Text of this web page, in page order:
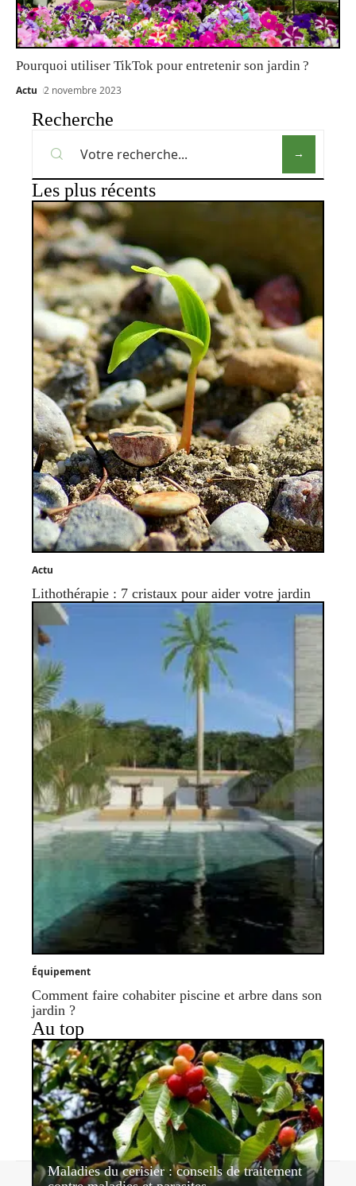
Pourquoi utiliser TikTok pour entretenir son jardin ?
Actu 2 novembre 2023
Recherche
Les plus récents
Actu
Lithothérapie : 7 cristaux pour aider votre jardin
Équipement
Comment faire cohabiter piscine et arbre dans son
jardin ?
Au top
Maladies du cerisier : conseils de traitement
Contact Mentions légales Sitemap